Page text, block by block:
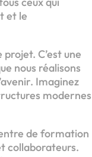
et le
projet. C’est une
nous réalisons
Imaginez
modernes
de formation
collaborateurs.